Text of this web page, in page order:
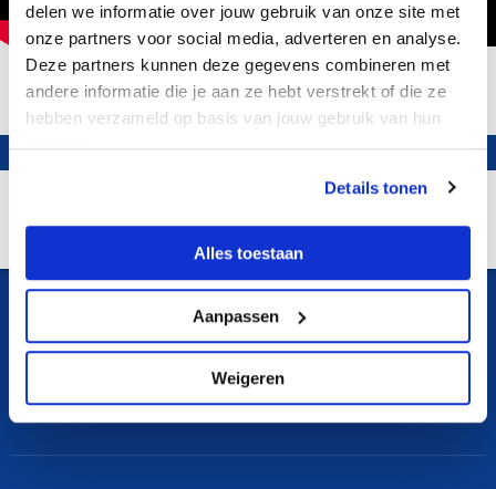
delen we informatie over jouw gebruik van onze site met
onze partners voor social media, adverteren en analyse.
Deze partners kunnen deze gegevens combineren met
andere informatie die je aan ze hebt verstrekt of die ze
hebben verzameld op basis van jouw gebruik van hun
services.
Details tonen
Alles toestaan
Aanpassen
Weigeren